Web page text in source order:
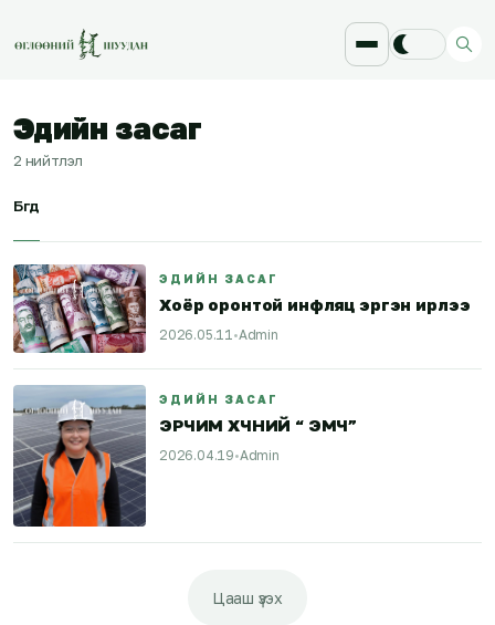
Эдийн засаг
2 нийтлэл
Бүгд
ЭДИЙН ЗАСАГ
Хоёр оронтой инфляц эргэн ирлээ
2026.05.11•Admin
ЭДИЙН ЗАСАГ
ЭРЧИМ ХҮЧНИЙ “ ЭМЧ”
2026.04.19•Admin
Цааш үзэх